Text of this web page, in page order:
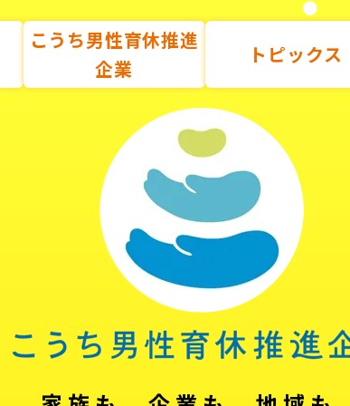
こうち男性育休推進
企業
トピックス